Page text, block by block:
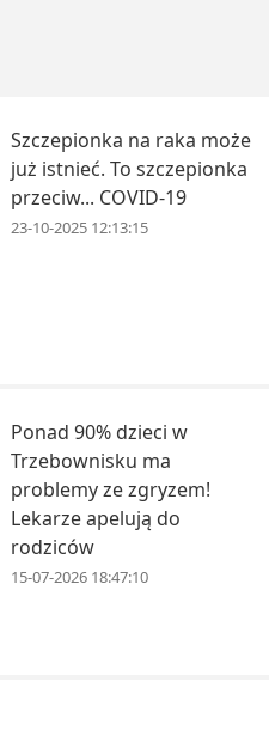
Szczepionka na raka może
już istnieć. To szczepionka
przeciw... COVID-19
23-10-2025 12:13:15
Ponad 90% dzieci w
Trzebownisku ma
problemy ze zgryzem!
Lekarze apelują do
rodziców
15-07-2026 18:47:10